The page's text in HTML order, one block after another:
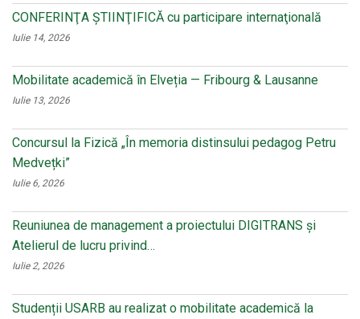
CONFERINŢA ŞTIINŢIFICĂ cu participare internaţională
Iulie 14, 2026
Mobilitate academică în Elveția — Fribourg & Lausanne
Iulie 13, 2026
Concursul la Fizică „În memoria distinsului pedagog Petru
Medvețki”
Iulie 6, 2026
Reuniunea de management a proiectului DIGITRANS și
Atelierul de lucru privind…
Iulie 2, 2026
Studenții USARB au realizat o mobilitate academică la